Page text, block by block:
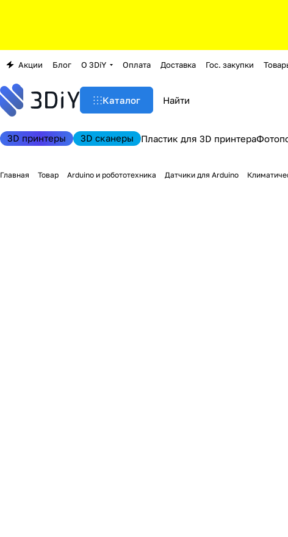
Акции Блог О 3DiY Оплата Доставка Гос. закупки
Каталог
3D принтеры 3D сканеры Пластик для 3D принтера
Главная Товар Arduino и робототехника Датчики для Arduino